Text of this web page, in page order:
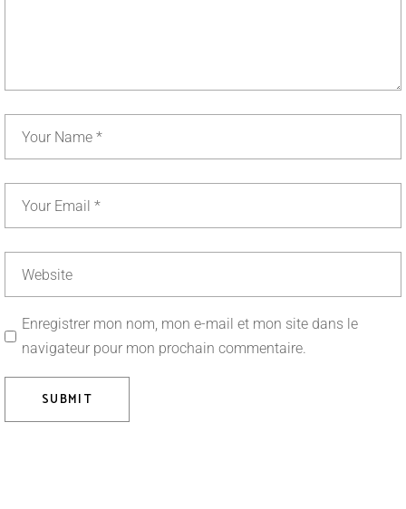
Enregistrer mon nom, mon e-mail et mon site dans le
navigateur pour mon prochain commentaire.
SUBMIT